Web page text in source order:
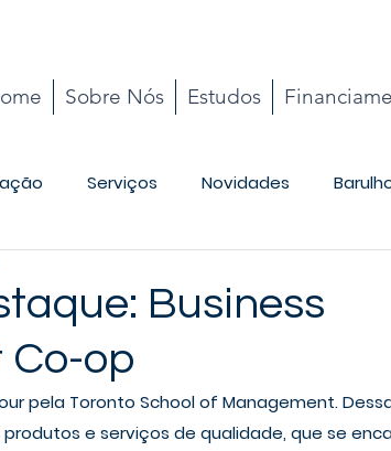
Sobre Nós Estudos
Serviços Novidades
Business
Co-op
pela Toronto School of Management.
e serviços de qualidade, que se